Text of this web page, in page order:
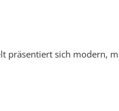
präsentiert sich modern,